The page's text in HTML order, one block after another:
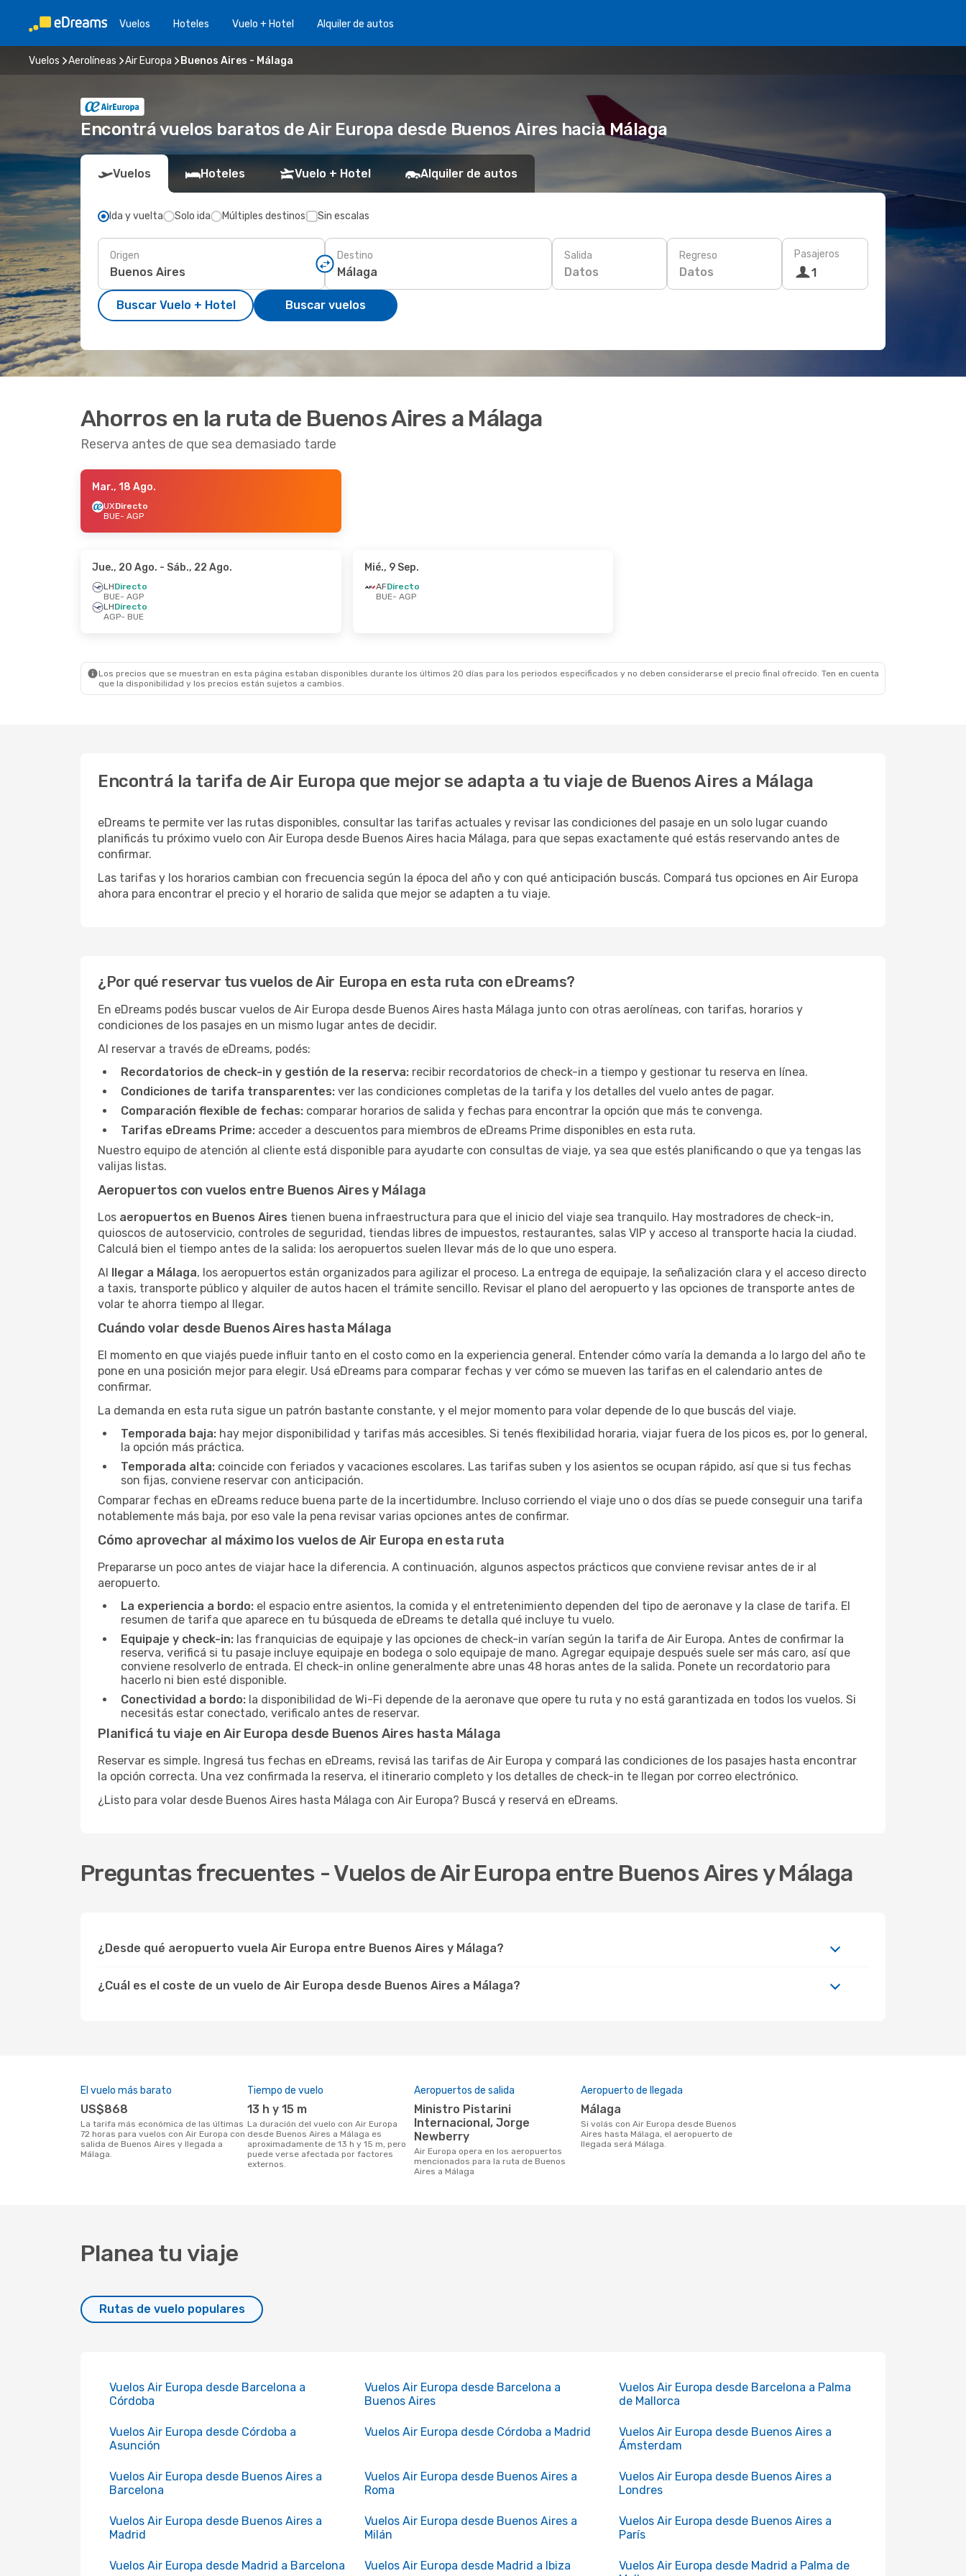
Vuelos Hoteles Vuelo + Hotel Alquiler de autos
Vuelos Aerolíneas Air Europa Buenos Aires - Málaga
Encontrá vuelos baratos de Air Europa desde Buenos Aires hacia Málaga
Vuelos Hoteles Vuelo + Hotel Alquiler de autos
Ida y vuelta Solo ida Múltiples destinos Sin escalas
Origen Destino Salida
Datos
Regreso
Datos
Pasajeros
1
Buscar Vuelo + Hotel Buscar vuelos
Ahorros en la ruta de Buenos Aires a Málaga
Reserva antes de que sea demasiado tarde
Mar., 18 Ago.
UXDirecto
BUE- AGP
Jue., 20 Ago. - Sáb., 22 Ago.
LHDirecto
BUE- AGP
LHDirecto
AGP- BUE
Mié., 9 Sep.
AFDirecto
BUE- AGP
Los precios que se muestran en esta página estaban disponibles durante los últimos 20 días para los periodos especificados y no deben considerarse el precio final ofrecido. Ten en cuenta
que la disponibilidad y los precios están sujetos a cambios.
Encontrá la tarifa de Air Europa que mejor se adapta a tu viaje de Buenos Aires a Málaga
eDreams te permite ver las rutas disponibles, consultar las tarifas actuales y revisar las condiciones del pasaje en un solo lugar cuando
planificás tu próximo vuelo con Air Europa desde Buenos Aires hacia Málaga, para que sepas exactamente qué estás reservando antes de
confirmar.
Las tarifas y los horarios cambian con frecuencia según la época del año y con qué anticipación buscás. Compará tus opciones en Air Europa
ahora para encontrar el precio y el horario de salida que mejor se adapten a tu viaje.
¿Por qué reservar tus vuelos de Air Europa en esta ruta con eDreams?
En eDreams podés buscar vuelos de Air Europa desde Buenos Aires hasta Málaga junto con otras aerolíneas, con tarifas, horarios y
condiciones de los pasajes en un mismo lugar antes de decidir.
Al reservar a través de eDreams, podés:
Recordatorios de check-in y gestión de la reserva: recibir recordatorios de check-in a tiempo y gestionar tu reserva en línea.
Condiciones de tarifa transparentes: ver las condiciones completas de la tarifa y los detalles del vuelo antes de pagar.
Comparación flexible de fechas: comparar horarios de salida y fechas para encontrar la opción que más te convenga.
Tarifas eDreams Prime: acceder a descuentos para miembros de eDreams Prime disponibles en esta ruta.
Nuestro equipo de atención al cliente está disponible para ayudarte con consultas de viaje, ya sea que estés planificando o que ya tengas las
valijas listas.
Aeropuertos con vuelos entre Buenos Aires y Málaga
Los aeropuertos en Buenos Aires tienen buena infraestructura para que el inicio del viaje sea tranquilo. Hay mostradores de check-in,
quioscos de autoservicio, controles de seguridad, tiendas libres de impuestos, restaurantes, salas VIP y acceso al transporte hacia la ciudad.
Calculá bien el tiempo antes de la salida: los aeropuertos suelen llevar más de lo que uno espera.
Al llegar a Málaga, los aeropuertos están organizados para agilizar el proceso. La entrega de equipaje, la señalización clara y el acceso directo
a taxis, transporte público y alquiler de autos hacen el trámite sencillo. Revisar el plano del aeropuerto y las opciones de transporte antes de
volar te ahorra tiempo al llegar.
Cuándo volar desde Buenos Aires hasta Málaga
El momento en que viajés puede influir tanto en el costo como en la experiencia general. Entender cómo varía la demanda a lo largo del año te
pone en una posición mejor para elegir. Usá eDreams para comparar fechas y ver cómo se mueven las tarifas en el calendario antes de
confirmar.
La demanda en esta ruta sigue un patrón bastante constante, y el mejor momento para volar depende de lo que buscás del viaje.
Temporada baja: hay mejor disponibilidad y tarifas más accesibles. Si tenés flexibilidad horaria, viajar fuera de los picos es, por lo general,
la opción más práctica.
Temporada alta: coincide con feriados y vacaciones escolares. Las tarifas suben y los asientos se ocupan rápido, así que si tus fechas
son fijas, conviene reservar con anticipación.
Comparar fechas en eDreams reduce buena parte de la incertidumbre. Incluso corriendo el viaje uno o dos días se puede conseguir una tarifa
notablemente más baja, por eso vale la pena revisar varias opciones antes de confirmar.
Cómo aprovechar al máximo los vuelos de Air Europa en esta ruta
Prepararse un poco antes de viajar hace la diferencia. A continuación, algunos aspectos prácticos que conviene revisar antes de ir al
aeropuerto.
La experiencia a bordo: el espacio entre asientos, la comida y el entretenimiento dependen del tipo de aeronave y la clase de tarifa. El
resumen de tarifa que aparece en tu búsqueda de eDreams te detalla qué incluye tu vuelo.
Equipaje y check-in: las franquicias de equipaje y las opciones de check-in varían según la tarifa de Air Europa. Antes de confirmar la
reserva, verificá si tu pasaje incluye equipaje en bodega o solo equipaje de mano. Agregar equipaje después suele ser más caro, así que
conviene resolverlo de entrada. El check-in online generalmente abre unas 48 horas antes de la salida. Ponete un recordatorio para
hacerlo ni bien esté disponible.
Conectividad a bordo: la disponibilidad de Wi-Fi depende de la aeronave que opere tu ruta y no está garantizada en todos los vuelos. Si
necesitás estar conectado, verificalo antes de reservar.
Planificá tu viaje en Air Europa desde Buenos Aires hasta Málaga
Reservar es simple. Ingresá tus fechas en eDreams, revisá las tarifas de Air Europa y compará las condiciones de los pasajes hasta encontrar
la opción correcta. Una vez confirmada la reserva, el itinerario completo y los detalles de check-in te llegan por correo electrónico.
¿Listo para volar desde Buenos Aires hasta Málaga con Air Europa? Buscá y reservá en eDreams.
Preguntas frecuentes - Vuelos de Air Europa entre Buenos Aires y Málaga
¿Desde qué aeropuerto vuela Air Europa entre Buenos Aires y Málaga?
¿Cuál es el coste de un vuelo de Air Europa desde Buenos Aires a Málaga?
El vuelo más barato
US$868
La tarifa más económica de las últimas
72 horas para vuelos con Air Europa con
salida de Buenos Aires y llegada a
Málaga.
Tiempo de vuelo
13 h y 15 m
La duración del vuelo con Air Europa
desde Buenos Aires a Málaga es
aproximadamente de 13 h y 15 m, pero
puede verse afectada por factores
externos.
Aeropuertos de salida
Ministro Pistarini
Internacional, Jorge
Newberry
Air Europa opera en los aeropuertos
mencionados para la ruta de Buenos
Aires a Málaga
Aeropuerto de llegada
Málaga
Si volás con Air Europa desde Buenos
Aires hasta Málaga, el aeropuerto de
llegada será Málaga.
Planea tu viaje
Rutas de vuelo populares
Vuelos Air Europa desde Barcelona a
Córdoba
Vuelos Air Europa desde Barcelona a
Buenos Aires
Vuelos Air Europa desde Barcelona a Palma
de Mallorca
Vuelos Air Europa desde Córdoba a
Asunción
Vuelos Air Europa desde Córdoba a Madrid
Vuelos Air Europa desde Buenos Aires a
Ámsterdam
Vuelos Air Europa desde Buenos Aires a
Barcelona
Vuelos Air Europa desde Buenos Aires a
Roma
Vuelos Air Europa desde Buenos Aires a
Londres
Vuelos Air Europa desde Buenos Aires a
Madrid
Vuelos Air Europa desde Buenos Aires a
Milán
Vuelos Air Europa desde Buenos Aires a
París
Vuelos Air Europa desde Madrid a Barcelona Vuelos Air Europa desde Madrid a Ibiza
Vuelos Air Europa desde Madrid a Palma de